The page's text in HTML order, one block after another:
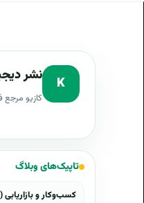
K نشر
کازیو مرجع
تاپیک‌های وبلاگ
کسب‌وکار و بازاریابی (74)